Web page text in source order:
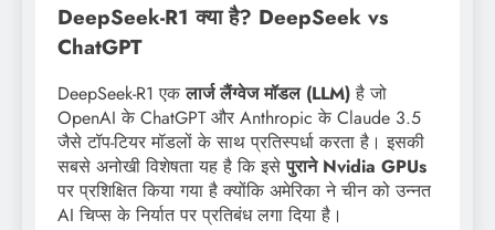
DeepSeek-R1 क्या है? DeepSeek vs
ChatGPT
DeepSeek-R1 एकलार्ज लैंग्वेज मॉडल (LLM)है जो
OpenAI के ChatGPT और Anthropic के Claude 3.5
जैसे टॉप-टियर मॉडलों के साथ प्रतिस्पर्धा करता है। इसकी
सबसे अनोखी विशेषता यह है कि इसेपुराने Nvidia GPUs
पर प्रशिक्षित किया गया है क्योंकि अमेरिका ने चीन को उन्नत
AI चिप्स के निर्यात पर प्रतिबंध लगा दिया है।